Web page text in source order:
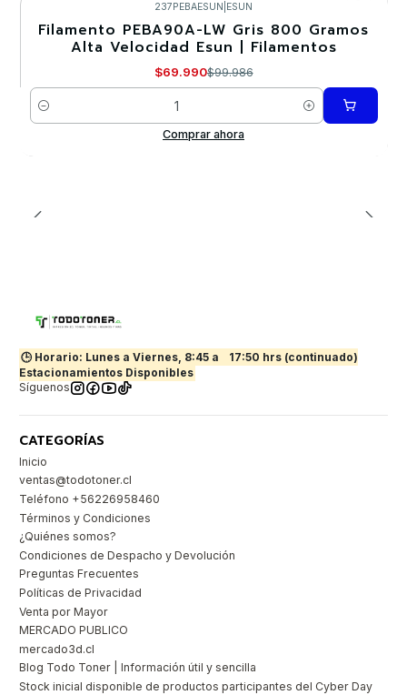
-30%
237PEBAESUN ESUN
Filamento PEBA90A-LW Gris 800 Gramos
Alta Velocidad Esun | Filamentos
$69.990$99.986
Cantidad
Comprar ahora
🕒 Horario: Lunes a Viernes, 8:45 a
17:50 hrs (continuado)
Estacionamientos Disponibles
Síguenos
CATEGORÍAS
Inicio
ventas@todotoner.cl
Teléfono +56226958460
Términos y Condiciones
¿Quiénes somos?
Condiciones de Despacho y Devolución
Preguntas Frecuentes
Políticas de Privacidad
Venta por Mayor
MERCADO PUBLICO
mercado3d.cl
Blog Todo Toner | Información útil y sencilla
Stock inicial disponible de productos participantes del Cyber Day